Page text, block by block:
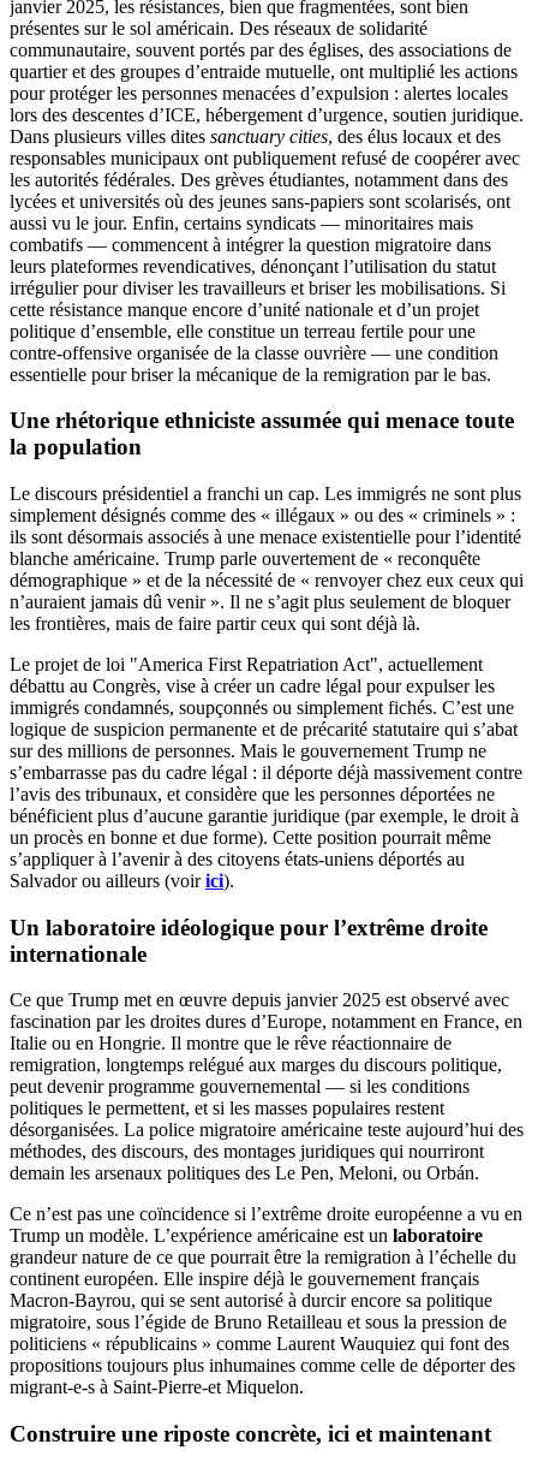
janvier 2025, les résistances, bien que fragmentées, sont bien
présentes sur le sol américain. Des réseaux de solidarité
communautaire, souvent portés par des églises, des associations de
quartier et des groupes d’entraide mutuelle, ont multiplié les actions
pour protéger les personnes menacées d’expulsion : alertes locales
lors des descentes d’ICE, hébergement d’urgence, soutien juridique.
Dans plusieurs villes dites sanctuary cities, des élus locaux et des
responsables municipaux ont publiquement refusé de coopérer avec
les autorités fédérales. Des grèves étudiantes, notamment dans des
lycées et universités où des jeunes sans-papiers sont scolarisés, ont
aussi vu le jour. Enfin, certains syndicats — minoritaires mais
combatifs — commencent à intégrer la question migratoire dans
leurs plateformes revendicatives, dénonçant l’utilisation du statut
irrégulier pour diviser les travailleurs et briser les mobilisations. Si
cette résistance manque encore d’unité nationale et d’un projet
politique d’ensemble, elle constitue un terreau fertile pour une
contre-offensive organisée de la classe ouvrière — une condition
essentielle pour briser la mécanique de la remigration par le bas.
Une rhétorique ethniciste assumée qui menace toute
la population
Le discours présidentiel a franchi un cap. Les immigrés ne sont plus
simplement désignés comme des « illégaux » ou des « criminels » :
ils sont désormais associés à une menace existentielle pour l’identité
blanche américaine. Trump parle ouvertement de « reconquête
démographique » et de la nécessité de « renvoyer chez eux ceux qui
n’auraient jamais dû venir ». Il ne s’agit plus seulement de bloquer
les frontières, mais de faire partir ceux qui sont déjà là.
Le projet de loi "America First Repatriation Act", actuellement
débattu au Congrès, vise à créer un cadre légal pour expulser les
immigrés condamnés, soupçonnés ou simplement fichés. C’est une
logique de suspicion permanente et de précarité statutaire qui s’abat
sur des millions de personnes. Mais le gouvernement Trump ne
s’embarrasse pas du cadre légal : il déporte déjà massivement contre
l’avis des tribunaux, et considère que les personnes déportées ne
bénéficient plus d’aucune garantie juridique (par exemple, le droit à
un procès en bonne et due forme). Cette position pourrait même
s’appliquer à l’avenir à des citoyens états-uniens déportés au
Salvador ou ailleurs (voirici).
Un laboratoire idéologique pour l’extrême droite
internationale
Ce que Trump met en œuvre depuis janvier 2025 est observé avec
fascination par les droites dures d’Europe, notamment en France, en
Italie ou en Hongrie. Il montre que le rêve réactionnaire de
remigration, longtemps relégué aux marges du discours politique,
peut devenir programme gouvernemental — si les conditions
politiques le permettent, et si les masses populaires restent
désorganisées. La police migratoire américaine teste aujourd’hui des
méthodes, des discours, des montages juridiques qui nourriront
demain les arsenaux politiques des Le Pen, Meloni, ou Orbán.
Ce n’est pas une coïncidence si l’extrême droite européenne a vu en
Trump un modèle. L’expérience américaine est un laboratoire
grandeur nature de ce que pourrait être la remigration à l’échelle du
continent européen. Elle inspire déjà le gouvernement français
Macron-Bayrou, qui se sent autorisé à durcir encore sa politique
migratoire, sous l’égide de Bruno Retailleau et sous la pression de
politiciens « républicains » comme Laurent Wauquiez qui font des
propositions toujours plus inhumaines comme celle de déporter des
migrant-e-s à Saint-Pierre-et Miquelon.
Construire une riposte concrète, ici et maintenant